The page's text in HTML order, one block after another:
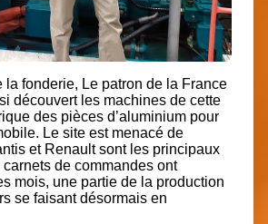
la fonderie, Le patron de la France
découvert les machines de cette
des pièces d’aluminium pour
Le site est menacé de
et Renault sont les principaux
de commandes ont
mois, une partie de la production
se faisant désormais en